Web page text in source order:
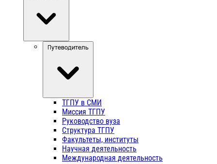
Путеводитель
ТГПУ в СМИ
Миссия ТГПУ
Руководство вуза
Структура ТГПУ
Факультеты, институты
Научная деятельность
Международная деятельность